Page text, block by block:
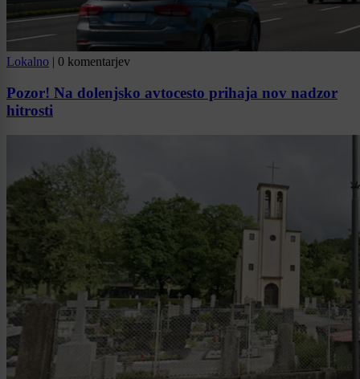
Lokalno | 0 komentarjev
Pozor! Na dolenjsko avtocesto prihaja nov nadzor
hitrosti